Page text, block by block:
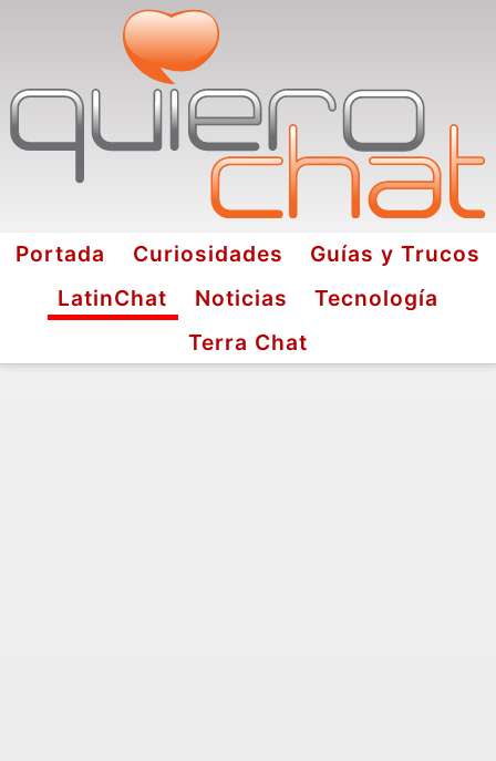
Portada Curiosidades
Guías y Trucos
LatinChat
Noticias
Tecnología
Terra Chat